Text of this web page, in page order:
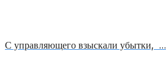
С управляющего взыскали убытки, …